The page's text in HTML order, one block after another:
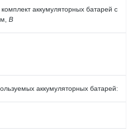
аккумуляторных батарей с
В
аккумуляторных батарей: